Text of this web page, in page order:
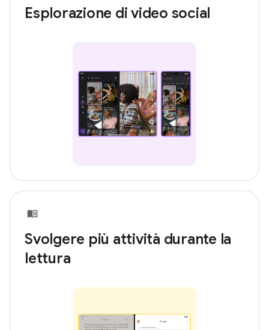
Esplorazione di video social
Svolgere più attività durante la
lettura